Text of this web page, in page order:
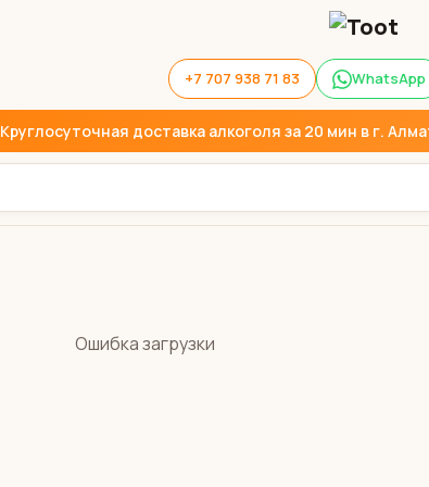
+7 707 938 71 83 WhatsApp
Круглосуточная доставка алкоголя за 20 мин в г.
Ошибка загрузки